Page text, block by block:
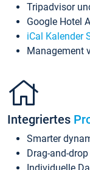
Tripadvisor
Google Hotel
iCal Kalender
Management
Integriertes
Smarter
Drag-and-